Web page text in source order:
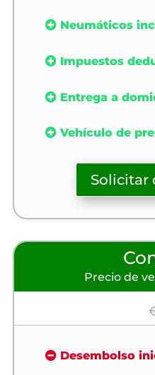
Neumáticos
Impuestos
Entrega a
Vehículo de
Solicitar
Precio de
Desembolso